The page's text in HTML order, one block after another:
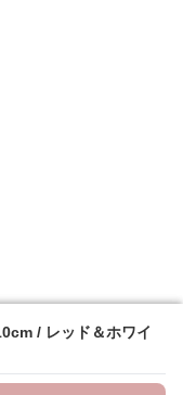
/ レッド＆ホワイ
/ レッド＆ホワイ